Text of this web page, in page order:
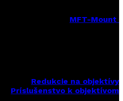
MFT-Mount
Redukcie na objektívy
Príslušenstvo k objektívom